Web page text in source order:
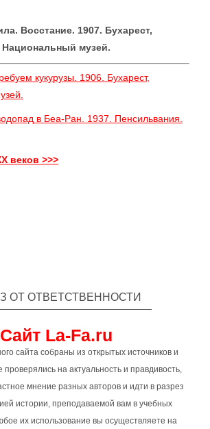
Восстание. 1907. Бухарест,
Национальный музей.
кукурузы. 1906. Бухарест,
в Беа-Ран. 1937. Пенсильвания.
веков >>>
ОТ ОТВЕТСТВЕННОСТИ
Сайт La-Fa.ru
сайта собраны из открытых источников и
проверялись на актуальность и правдивость,
мнение разных авторов и идти в разрез
истории, преподаваемой вам в учебных
их использование вы осуществляете на